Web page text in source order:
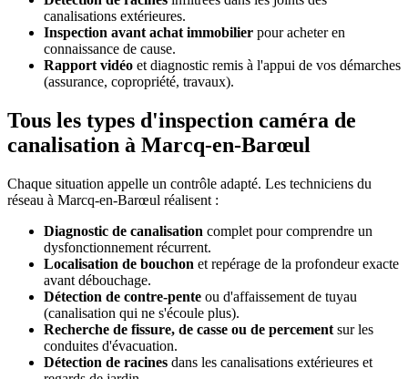
canalisations extérieures.
Inspection avant achat immobilier pour acheter en
connaissance de cause.
Rapport vidéo et diagnostic remis à l'appui de vos démarches
(assurance, copropriété, travaux).
Tous les types d'inspection caméra de
canalisation à Marcq-en-Barœul
Chaque situation appelle un contrôle adapté. Les techniciens du
réseau à Marcq-en-Barœul réalisent :
Diagnostic de canalisation complet pour comprendre un
dysfonctionnement récurrent.
Localisation de bouchon et repérage de la profondeur exacte
avant débouchage.
Détection de contre-pente ou d'affaissement de tuyau
(canalisation qui ne s'écoule plus).
Recherche de fissure, de casse ou de percement sur les
conduites d'évacuation.
Détection de racines dans les canalisations extérieures et